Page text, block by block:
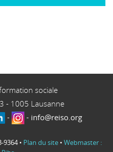
sociale
- 1005 Lausanne
- - info@reiso.org
9364 • Plan du site • Webmaster :